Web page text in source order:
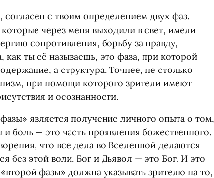
согласен с твоим определением двух фаз.
через меня выходили в свет, имели
сопротивления, борьбу за правду,
как ты её называешь, это фаза, при которой
а структура. Точнее, не столько
при помощи которого зрители имеют
и осознанности.
является получение личного опыта о том,
и боль — это часть проявления божественного.
что все дела во Вселенной делаются
без этой воли. Бог и Дьявол — это Бог. И это
«второй фазы» должна указывать зрителю на то,